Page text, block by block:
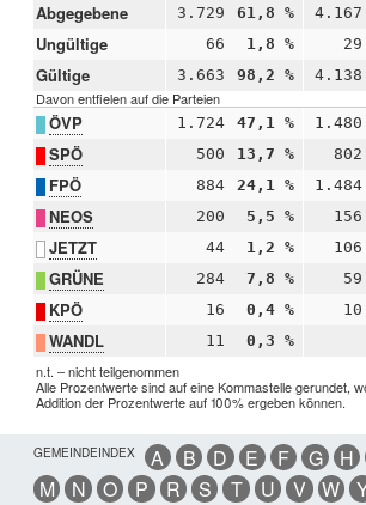
Abgegebene 3.729 61,8 % 4.167
Ungültige 66 1,8 % 29
Gültige 3.663 98,2 % 4.138
Davon entfielen auf die Parteien
ÖVP 1.724 47,1 % 1.480
SPÖ 500 13,7 % 802
FPÖ 884 24,1 % 1.484
NEOS 200 5,5 % 156
JETZT 44 1,2 % 106
GRÜNE 284 7,8 % 59
KPÖ 16 0,4 % 10
WANDL 11 0,3 %
n.t. – nicht teilgenommen
Alle Prozentwerte sind auf eine Kommastelle gerundet,
Addition der Prozentwerte auf 100% ergeben können.
GEMEINDEINDEX A B D E F G H
M
N O P R S T U V W